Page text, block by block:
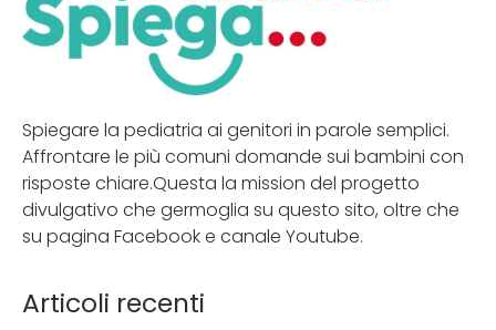
Spiegare la pediatria ai genitori in parole semplici.
Affrontare le più comuni domande sui bambini con
risposte chiare.Questa la mission del progetto
divulgativo che germoglia su questo sito, oltre che
su pagina Facebook e canale Youtube.
Articoli recenti